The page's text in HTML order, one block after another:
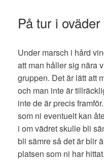
På tur i oväder
Under marsch i hård
att man håller sig nära
gruppen. Det är lätt att
och man inte är
inte de är precis
som ni eventuelt kan
i om vädret skulle bli
bli sämre så det är blir
platsen som ni har hittat.